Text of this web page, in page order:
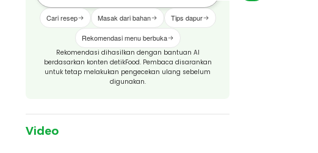
Cari resep Masak dari bahan Tips dapur
Rekomendasi menu berbuka
Rekomendasi dihasilkan dengan bantuan AI
berdasarkan konten detikFood. Pembaca disarankan
untuk tetap melakukan pengecekan ulang sebelum
digunakan.
Video